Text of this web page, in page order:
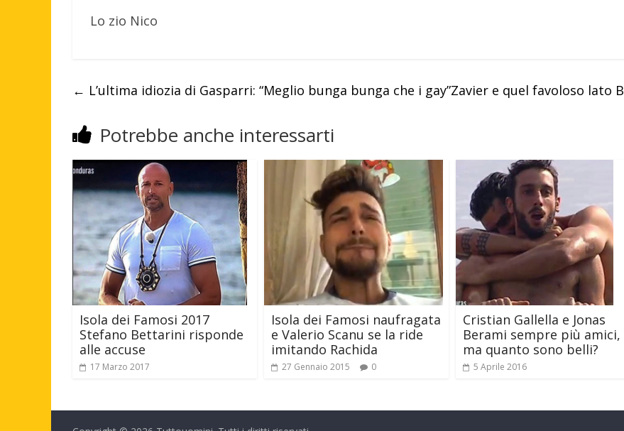
Lo zio Nico
← L’ultima idiozia di Gasparri: “Meglio bunga bunga che i gay”Zavier e quel favoloso lato B
Potrebbe anche interessarti
Isola dei Famosi 2017
Stefano Bettarini risponde
alle accuse
17 Marzo 2017
Isola dei Famosi naufragata
e Valerio Scanu se la ride
imitando Rachida
27 Gennaio 2015 0
Cristian Gallella e Jonas
Berami sempre più amici,
ma quanto sono belli?
5 Aprile 2016